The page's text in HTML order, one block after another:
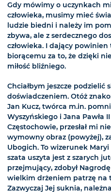
Gdy mówimy o uczynkach
człowieka, musimy mieć
ludzie biedni i należy im
zbywa, ale z serdecznego
człowieka. I dający
biorącemu za to, że dzięki
miłość bliźniego.
Chciałbym jeszcze podzielić
doświadczeniem. Otóż
Jan Kucz, twórca m.in.
Wyszyńskiego i Jana Pawła
Częstochowie, przesłał mi
wymowny obraz (powyżej),
Ubogich. To wizerunek
szata uszyta jest z szarych
przejmujący, zdobył
wielkim drżeniem patrzę na
Zazwyczaj Jej suknia,